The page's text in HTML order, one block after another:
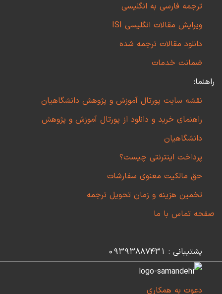
ترجمه فارسی به انگلیسی
ویرایش مقالات انگلیسی ISI
دانلود مقالات ترجمه شده
ضمانت خدمات
راهنما:
نقشه سایت پورتال آموزش و پژوهش دانشگاهیان
راهنمای خرید و دانلود از پورتال آموزش و پژوهش
دانشگاهیان
پرداخت اینترنتی چیست؟
حق مالکیت معنوی سفارشات
تخمین هزینه و زمان تحویل ترجمه
صفحه تماس با ما
پشتیبانی : 09393887431
دعوت به همکاری